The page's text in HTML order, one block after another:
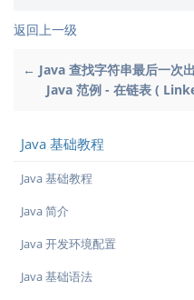
返回上一级
← Java 查找字符串最后一次
Java 范例 - 在链表 (
Java 基础教程
Java 基础教程
Java 简介
Java 开发环境配置
Java 基础语法